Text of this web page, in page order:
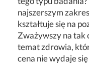
najszerszym
kształtuje się na
Zważywszy na tak
temat zdrowia,
cena nie wydaje